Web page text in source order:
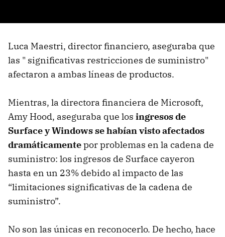
Luca Maestri, director financiero, aseguraba que
las " significativas restricciones de suministro"
afectaron a ambas líneas de productos.
Mientras, la directora financiera de Microsoft,
Amy Hood, aseguraba que los ingresos de
Surface y Windows se habían visto afectados
dramáticamentepor problemas en la cadena de
suministro: los ingresos de Surface cayeron
hasta en un 23% debido al impacto de las
“limitaciones significativas de la cadena de
suministro”.
No son las únicas en reconocerlo. De hecho, hace